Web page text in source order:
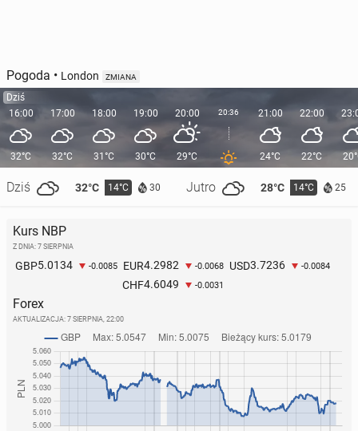
Pogoda • London ZMIANA
Dziś
16:00
32°C
Dziś 32°C 14°C 30 Jutro 28°C 14°C 25
17:00
32°C
18:00
31°C
19:00
30°C
20:00
29°C
20:36 21:00
24°C
22:00
22°C
Kurs NBP
Z DNIA: 7 SIERPNIA
GBP5.0134 -0.0085 EUR4.2982 -0.0068 USD3.7236 -0.0084
CHF4.6049 -0.0031
Forex
AKTUALIZACJA: 7 SIERPNIA, 22:00